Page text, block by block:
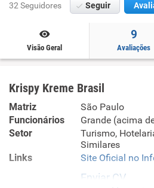
32 Seguidores Seguir
Visão Geral
9
Avaliações
Krispy Kreme Brasil
Matriz
São Paulo
Funcionários
Grande (acima
Setor
Turismo,
Similares
Links
Site Oficial no
Enviar CV